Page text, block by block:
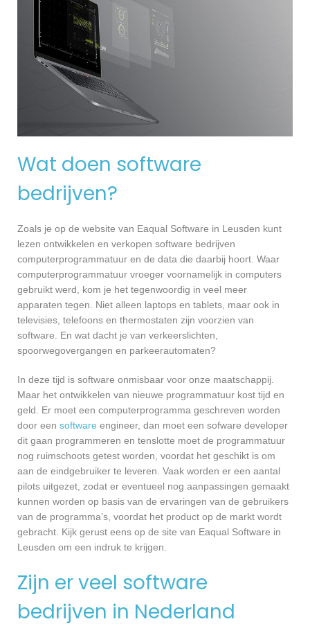
Wat doen software
bedrijven?
Zoals je op de website van Eaqual Software in Leusden kunt
lezen ontwikkelen en verkopen software bedrijven
computerprogrammatuur en de data die daarbij hoort. Waar
computerprogrammatuur vroeger voornamelijk in computers
gebruikt werd, kom je het tegenwoordig in veel meer
apparaten tegen. Niet alleen laptops en tablets, maar ook in
televisies, telefoons en thermostaten zijn voorzien van
software. En wat dacht je van verkeerslichten,
spoorwegovergangen en parkeerautomaten?
In deze tijd is software onmisbaar voor onze maatschappij.
Maar het ontwikkelen van nieuwe programmatuur kost tijd en
geld. Er moet een computerprogramma geschreven worden
door een software engineer, dan moet een sofware developer
dit gaan programmeren en tenslotte moet de programmatuur
nog ruimschoots getest worden, voordat het geschikt is om
aan de eindgebruiker te leveren. Vaak worden er een aantal
pilots uitgezet, zodat er eventueel nog aanpassingen gemaakt
kunnen worden op basis van de ervaringen van de gebruikers
van de programma’s, voordat het product op de markt wordt
gebracht. Kijk gerust eens op de site van Eaqual Software in
Leusden om een indruk te krijgen.
Zijn er veel software
bedrijven in Nederland